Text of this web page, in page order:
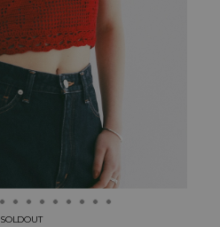
SOLDOUT